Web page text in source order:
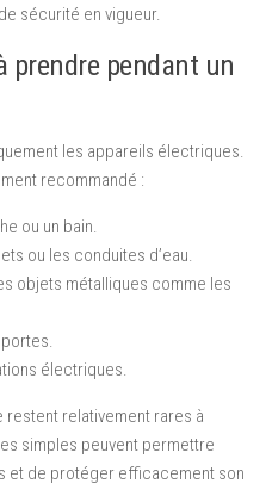
sécurité en vigueur.
prendre pendant un
les appareils électriques.
recommandé :
ou un bain.
ou les conduites d’eau.
objets métalliques comme les
électriques.
relativement rares à
simples peuvent permettre
et de protéger efficacement son